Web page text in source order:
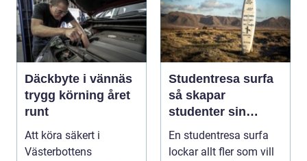
Däckbyte i vännäs
trygg körning året
runt
Att köra säkert i
Västerbottens
Studentresa surfa
så skapar
studenter sin
ultimata paus från
plugget
En studentresa surfa
lockar allt fler som vill